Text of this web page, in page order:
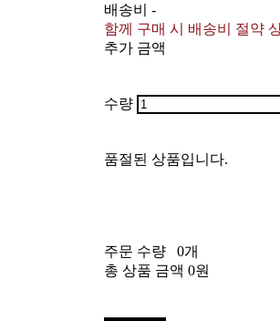
배송비-
함께 구매 시 배송비 절약
추가 금액
수량
품절된 상품입니다.
주문 수량
0개
총 상품 금액 0원